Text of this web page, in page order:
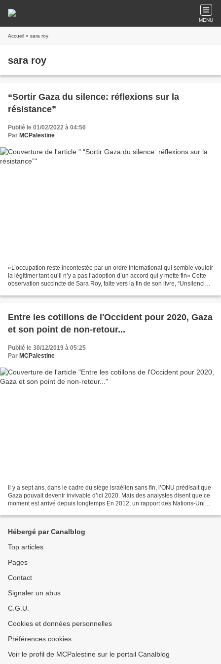
MENU
Accueil » sara roy
sara roy
“Sortir Gaza du silence: réflexions sur la
résistance”
Publié le 01/02/2022 à 04:56
Par MCPalestine
«L’occupation reste incontestée par un ordre international qui semble vouloir
la légitimer tant qu’il n’y a pas l’adoption d’un accord qui y mette fin» Cette
observation succincte de Sara Roy, faite vers la fin de son livre, “Unsilencing
Entre les cotillons de l'Occident pour 2020, Gaza
et son point de non-retour...
Publié le 30/12/2019 à 05:25
Par MCPalestine
Il y a sept ans, dans le cadre du siège israélien sans fin, l’ONU prédisait que
Gaza pouvait devenir invivable d’ici 2020. Mais des analystes disent que ce
moment est arrivé depuis longtemps En 2012, un rapport des Nations-Unies
Hébergé par Canalblog
Top articles
Pages
Contact
Signaler un abus
C.G.U.
Cookies et données personnelles
Préférences cookies
Voir le profil de MCPalestine sur le portail Canalblog